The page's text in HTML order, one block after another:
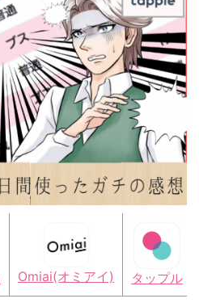
Omiai(オミアイ) タップル